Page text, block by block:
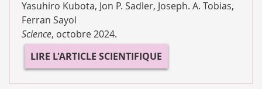
Yasuhiro Kubota, Jon P. Sadler, Joseph. A. Tobias,
Ferran Sayol
Science, octobre 2024.
LIRE L'ARTICLE SCIENTIFIQUE